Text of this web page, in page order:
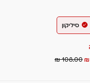
סיליקון
₪
₪ 108.00